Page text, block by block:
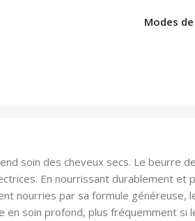
Modes
soin des cheveux secs. Le beurre
En nourrissant durablement
nourries par sa formule
en soin profond, plus fréquemment si